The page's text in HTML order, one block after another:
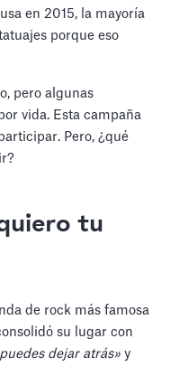
en 2015, la mayoría
porque eso
pero algunas
vida. Esta campaña
Pero, ¿qué
tu
de rock más famosa
su lugar con
dejar atrás» y